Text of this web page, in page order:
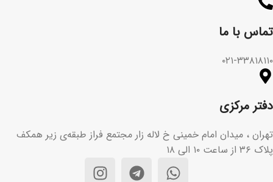
تماس با ما​
۰۲۱-۳۳۸۱۸۱۱۰
دفتر مرکزی
تهران ، میدان امام خمینی خ لاله زار مجتمع فراز طبقه‌ی زیر همکف
پلاک ۳۶ از ساعت ۱۰ الی ۱۸